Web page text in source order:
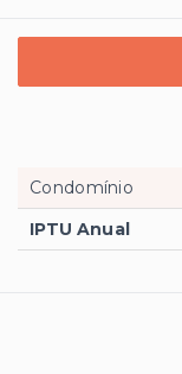
Condomínio
IPTU Anual